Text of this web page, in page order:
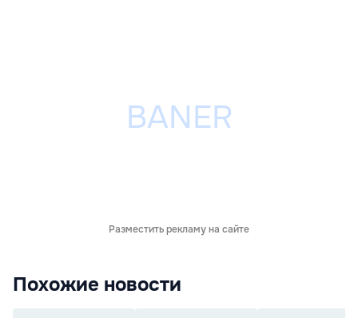
Разместить рекламу на сайте
Похожие новости